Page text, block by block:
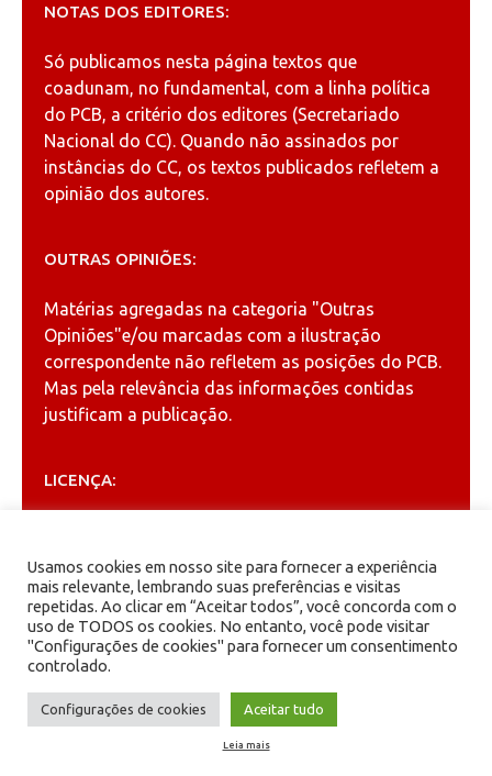
NOTAS DOS EDITORES:
Só publicamos nesta página textos que
coadunam, no fundamental, com a linha política
do PCB, a critério dos editores (Secretariado
Nacional do CC). Quando não assinados por
instâncias do CC, os textos publicados refletem a
opinião dos autores.
OUTRAS OPINIÕES:
Matérias agregadas na categoria "Outras
Opiniões"e/ou marcadas com a ilustração
correspondente não refletem as posições do PCB.
Mas pela relevância das informações contidas
justificam a publicação.
LICENÇA:
Creative Commons
ARQUIVOS
Arquivos
PCB - Partido Comunista Brasileiro.
Usamos cookies em nosso site para fornecer a experiência
mais relevante, lembrando suas preferências e visitas
repetidas. Ao clicar em “Aceitar todos”, você concorda com o
uso de TODOS os cookies. No entanto, você pode visitar
"Configurações de cookies" para fornecer um consentimento
controlado.
Configurações de cookies Aceitar tudo
Leia mais